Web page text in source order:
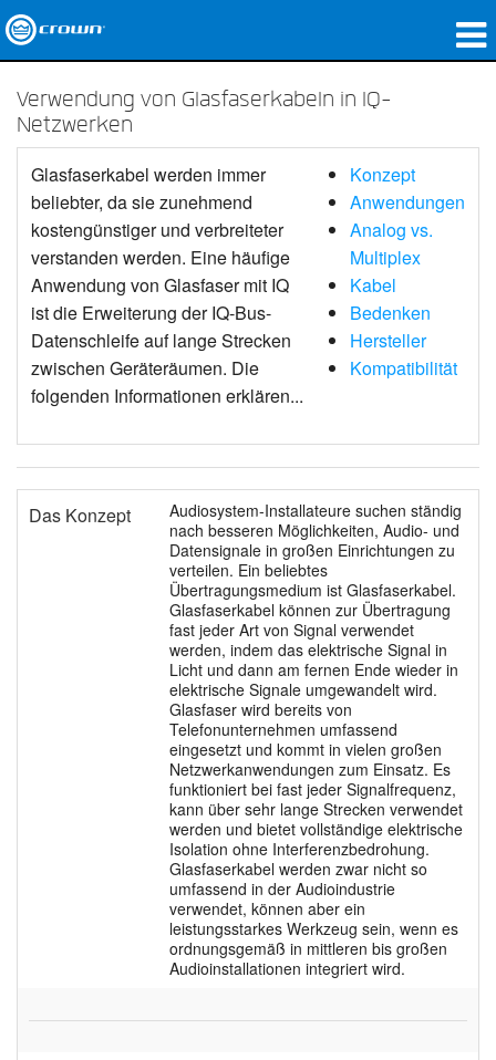
Anwendungen
Netzwerk-Audio
Wo zu kaufen
Fallstudien
Unsere Geschichte
Schulungen
Sprache/Region
Verwendung von Glasfaserkabeln in IQ-
Netzwerken
Glasfaserkabel werden immer
beliebter, da sie zunehmend
kostengünstiger und verbreiteter
verstanden werden. Eine häufige
Anwendung von Glasfaser mit IQ
ist die Erweiterung der IQ-Bus-
Datenschleife auf lange Strecken
zwischen Geräteräumen. Die
folgenden Informationen erklären...
Konzept
Anwendungen
Analog vs.
Multiplex
Kabel
Bedenken
Hersteller
Kompatibilität
Das Konzept
Audiosystem-Installateure suchen ständig
nach besseren Möglichkeiten, Audio- und
Datensignale in großen Einrichtungen zu
verteilen. Ein beliebtes
Übertragungsmedium ist Glasfaserkabel.
Glasfaserkabel können zur Übertragung
fast jeder Art von Signal verwendet
werden, indem das elektrische Signal in
Licht und dann am fernen Ende wieder in
elektrische Signale umgewandelt wird.
Glasfaser wird bereits von
Telefonunternehmen umfassend
eingesetzt und kommt in vielen großen
Netzwerkanwendungen zum Einsatz. Es
funktioniert bei fast jeder Signalfrequenz,
kann über sehr lange Strecken verwendet
werden und bietet vollständige elektrische
Isolation ohne Interferenzbedrohung.
Glasfaserkabel werden zwar nicht so
umfassend in der Audioindustrie
verwendet, können aber ein
leistungsstarkes Werkzeug sein, wenn es
ordnungsgemäß in mittleren bis großen
Audioinstallationen integriert wird.